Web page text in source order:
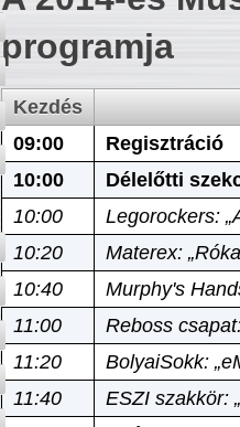
programja
Kezdés
09:00
Regisztráció
10:00
Délelőtti
10:00
Legorockers:
10:20
Materex:
10:40
Murphy's
11:00
Reboss
11:20
BolyaiSokk:
11:40
ESZI szakkör: